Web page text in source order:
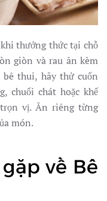
thưởng thức tại chỗ
giòn và rau ăn kèm
thui, hãy thử cuốn
chuối chát hoặc khế
vị. Ăn riêng từng
món.
về Bê